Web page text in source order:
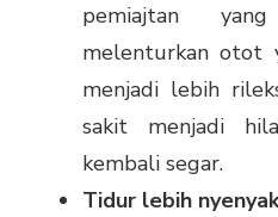
pemiajtan
melenturkan otot
menjadi lebih
sakit menjadi
kembali segar.
Tidur lebih nyenyak